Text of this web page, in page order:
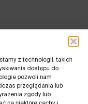
z technologii, takich
dostępu do
pozwoli nam
przeglądania lub
zgody lub